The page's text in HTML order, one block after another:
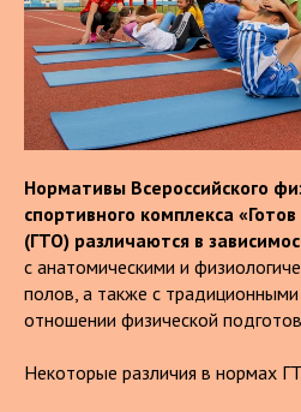
Нормативы Всероссийского
спортивного комплекса
(ГТО) различаются в
с анатомическими и
полов, а также с
отношении физической
Некоторые различия в нормах